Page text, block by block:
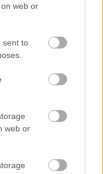
web or
sent to
web or
hanem
is, emellett
nátriumban,
népi
(pedig
tekintve,
könnyebben
a sárgarépa
regeneráló